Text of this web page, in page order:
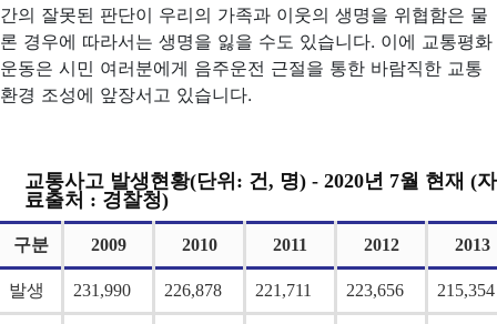
간의 잘못된 판단이 우리의 가족과 이웃의 생명을 위협함은 물
론 경우에 따라서는 생명을 잃을 수도 있습니다. 이에 교통평화
운동은 시민 여러분에게 음주운전 근절을 통한 바람직한 교통
환경 조성에 앞장서고 있습니다.
교통사고 발생현황(단위: 건, 명) - 2020년 7월 현재 (자
료출처 : 경찰청)
구분 2009 2010 2011 2012 2013
발생 231,990 226,878 221,711 223,656 215,354